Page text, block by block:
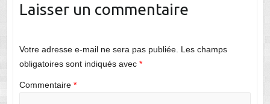
Laisser un commentaire
Votre adresse e-mail ne sera pas publiée. Les champs
obligatoires sont indiqués avec *
Commentaire *